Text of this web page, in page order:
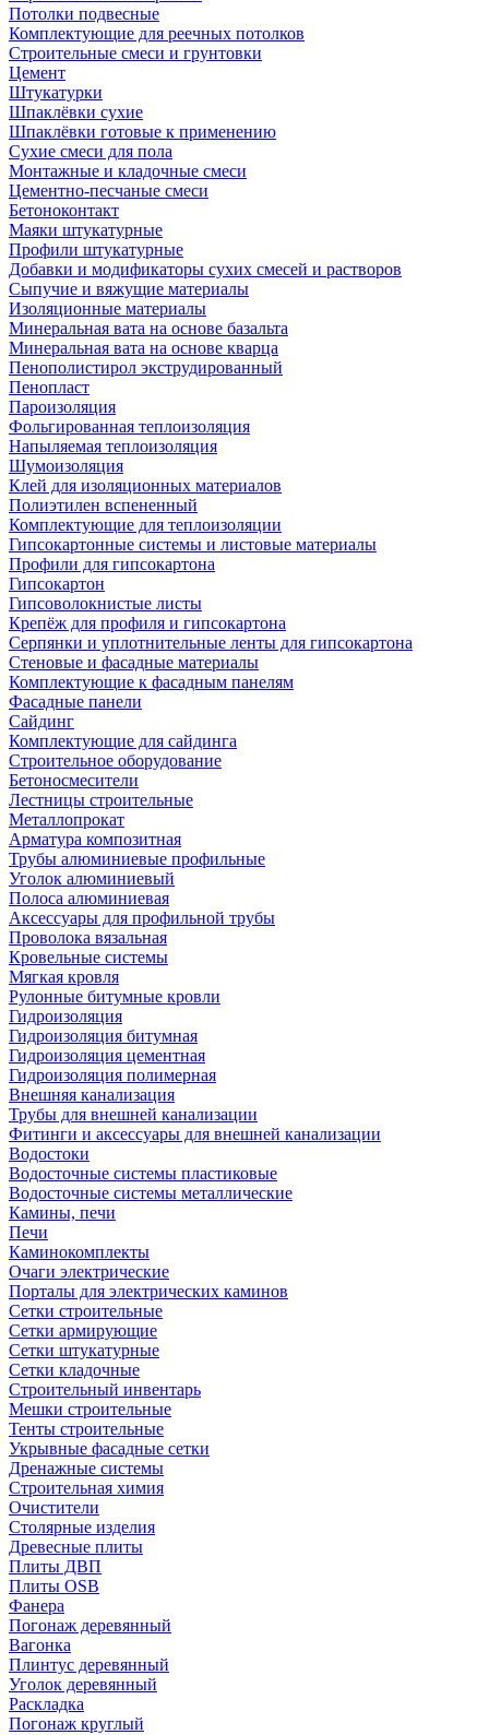
Потолки подвесные
Комплектующие для реечных потолков
Строительные смеси и грунтовки
Цемент
Штукатурки
Шпаклёвки сухие
Шпаклёвки готовые к применению
Сухие смеси для пола
Монтажные и кладочные смеси
Цементно-песчаные смеси
Бетоноконтакт
Маяки штукатурные
Профили штукатурные
Добавки и модификаторы сухих смесей и растворов
Сыпучие и вяжущие материалы
Изоляционные материалы
Минеральная вата на основе базальта
Минеральная вата на основе кварца
Пенополистирол экструдированный
Пенопласт
Пароизоляция
Фольгированная теплоизоляция
Напыляемая теплоизоляция
Шумоизоляция
Клей для изоляционных материалов
Полиэтилен вспененный
Комплектующие для теплоизоляции
Гипсокартонные системы и листовые материалы
Профили для гипсокартона
Гипсокартон
Гипсоволокнистые листы
Крепёж для профиля и гипсокартона
Серпянки и уплотнительные ленты для гипсокартона
Стеновые и фасадные материалы
Комплектующие к фасадным панелям
Фасадные панели
Сайдинг
Комплектующие для сайдинга
Строительное оборудование
Бетоносмесители
Лестницы строительные
Металлопрокат
Арматура композитная
Трубы алюминиевые профильные
Уголок алюминиевый
Полоса алюминиевая
Аксессуары для профильной трубы
Проволока вязальная
Кровельные системы
Мягкая кровля
Рулонные битумные кровли
Гидроизоляция
Гидроизоляция битумная
Гидроизоляция цементная
Гидроизоляция полимерная
Внешняя канализация
Трубы для внешней канализации
Фитинги и аксессуары для внешней канализации
Водостоки
Водосточные системы пластиковые
Водосточные системы металлические
Камины, печи
Печи
Каминокомплекты
Очаги электрические
Порталы для электрических каминов
Сетки строительные
Сетки армирующие
Сетки штукатурные
Сетки кладочные
Строительный инвентарь
Мешки строительные
Тенты строительные
Укрывные фасадные сетки
Дренажные системы
Строительная химия
Очистители
Столярные изделия
Древесные плиты
Плиты ДВП
Плиты OSB
Фанера
Погонаж деревянный
Вагонка
Плинтус деревянный
Уголок деревянный
Раскладка
Погонаж круглый